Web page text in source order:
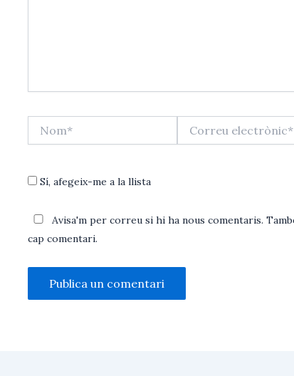
electrònic*
Sí, afegeix-me a la llista
Avisa'm per correu si hi ha nous comentaris.
cap comentari.